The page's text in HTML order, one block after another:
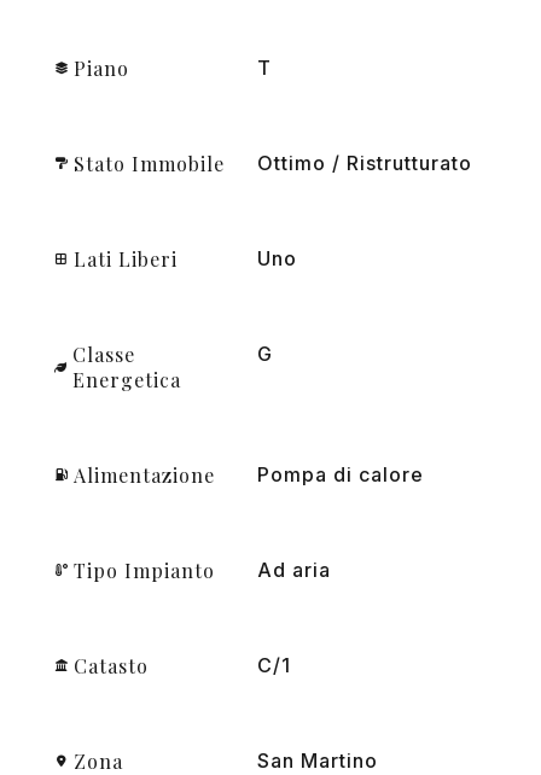
Piano T
Stato Immobile Ottimo / Ristrutturato
Lati Liberi Uno
Classe
Energetica
G
Alimentazione Pompa di calore
Tipo Impianto Ad aria
Catasto C/1
Zona San Martino